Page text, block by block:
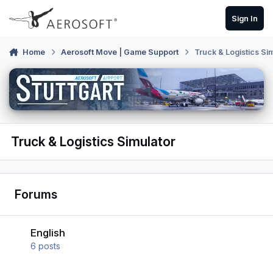
Skip to content
Sign In
Home Aerosoft Move | Game Support Truck & Logistics
Truck & Logistics Simulator
Forums
English
6 posts